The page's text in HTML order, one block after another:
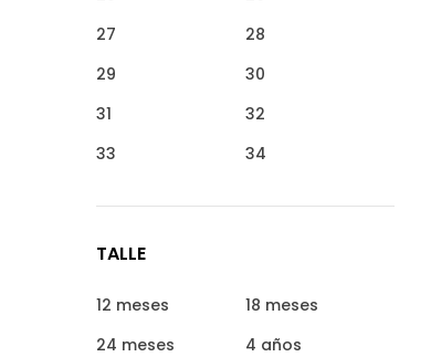
27
28
29
30
31
32
33
34
TALLE
12 meses
18 meses
24 meses
4 años